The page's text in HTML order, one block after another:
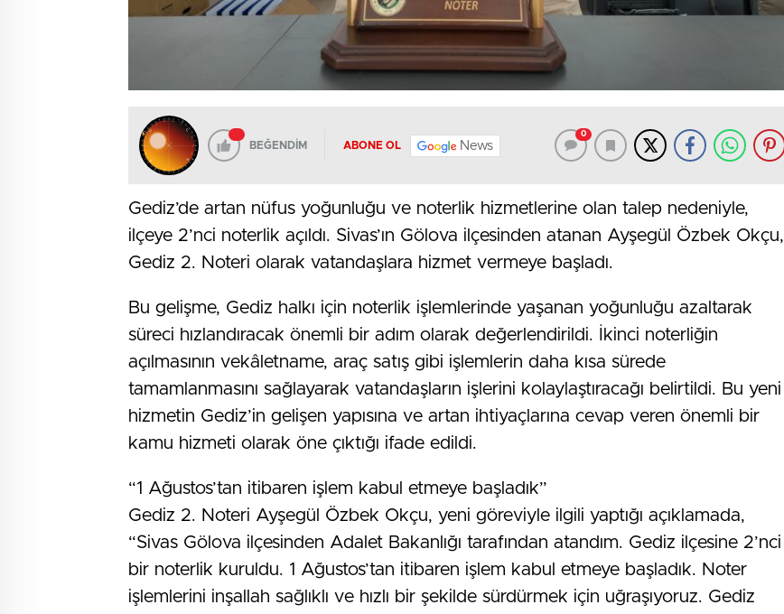
BEĞENDİM ABONE OL News
0
Gediz’de artan nüfus yoğunluğu ve noterlik hizmetlerine olan talep nedeniyle,
ilçeye 2’nci noterlik açıldı. Sivas’ın Gölova ilçesinden atanan Ayşegül Özbek Okçu,
Gediz 2. Noteri olarak vatandaşlara hizmet vermeye başladı.
Bu gelişme, Gediz halkı için noterlik işlemlerinde yaşanan yoğunluğu azaltarak
süreci hızlandıracak önemli bir adım olarak değerlendirildi. İkinci noterliğin
açılmasının vekâletname, araç satış gibi işlemlerin daha kısa sürede
tamamlanmasını sağlayarak vatandaşların işlerini kolaylaştıracağı belirtildi. Bu yeni
hizmetin Gediz’in gelişen yapısına ve artan ihtiyaçlarına cevap veren önemli bir
kamu hizmeti olarak öne çıktığı ifade edildi.
“1 Ağustos’tan itibaren işlem kabul etmeye başladık”
Gediz 2. Noteri Ayşegül Özbek Okçu, yeni göreviyle ilgili yaptığı açıklamada,
“Sivas Gölova ilçesinden Adalet Bakanlığı tarafından atandım. Gediz ilçesine 2’nci
bir noterlik kuruldu. 1 Ağustos’tan itibaren işlem kabul etmeye başladık. Noter
işlemlerini inşallah sağlıklı ve hızlı bir şekilde sürdürmek için uğraşıyoruz. Gediz